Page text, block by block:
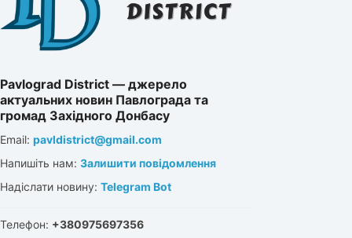
Pavlograd District — джерело
актуальних новин Павлограда та
громад Західного Донбасу
Email: pavldistrict@gmail.com
Напишіть нам: Залишити повідомлення
Надіслати новину: Telegram Bot
Телефон: +380975697356